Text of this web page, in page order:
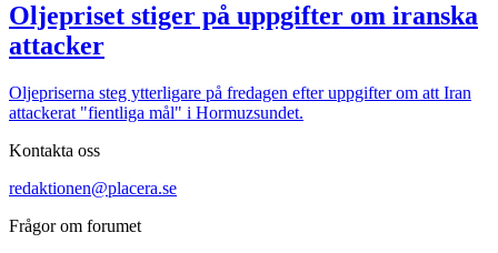
Oljepriset stiger på uppgifter om iranska
attacker
Oljepriserna steg ytterligare på fredagen efter uppgifter om att Iran
attackerat "fientliga mål" i Hormuzsundet.
Kontakta oss
redaktionen@placera.se
Frågor om forumet